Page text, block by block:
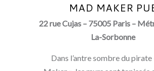
MAD MAKER
22 rue Cujas – 75005 Paris –
La-Sorbonne
Dans l’antre sombre du pirate